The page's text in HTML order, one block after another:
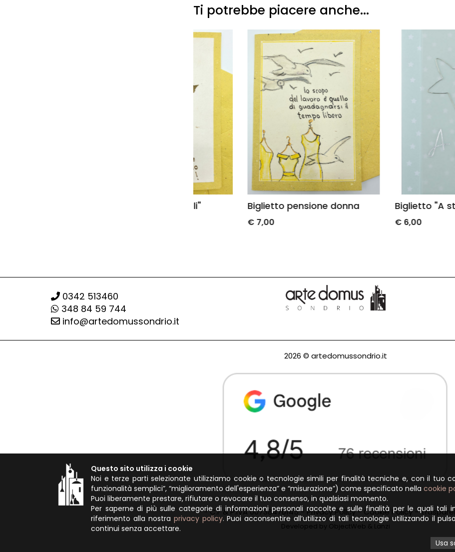
Ti potrebbe piacere anche...
Biglietto pensione donna Biglietto "A star is born"
0342 513460
348 84 59 744
info@artedomussondrio.it
2026 © artedomussondrio.it
- C.F & P.IVA 00738470145 - Privacy Policy-Cookie Policy-
Developed by ObjectWeb & Lanzi
Questo sito utilizza i cookie
Noi e terze parti selezionate utilizziamo cookie o tecnologie simili per finalità tecniche e, con il tuo
funzionalità semplici”, “miglioramento dell'esperienza” e “misurazione”) come specificato nella cookie
Puoi liberamente prestare, rifiutare o revocare il tuo consenso, in qualsiasi momento.
Per saperne di più sulle categorie di informazioni personali raccolte e sulle finalità per le quali tali
riferimento alla nostra privacy policy. Puoi acconsentire all’utilizzo di tali tecnologie utilizzando il
continui senza accettare.
Usa